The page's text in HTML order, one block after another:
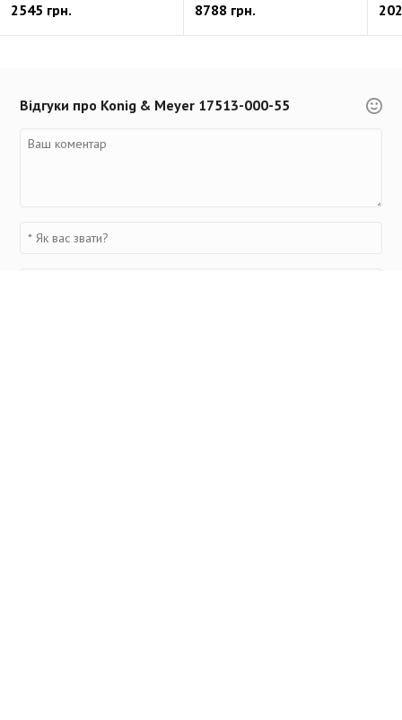
2545 грн. 8788 грн.
Відгуки про Konig & Meyer 17513-000-55